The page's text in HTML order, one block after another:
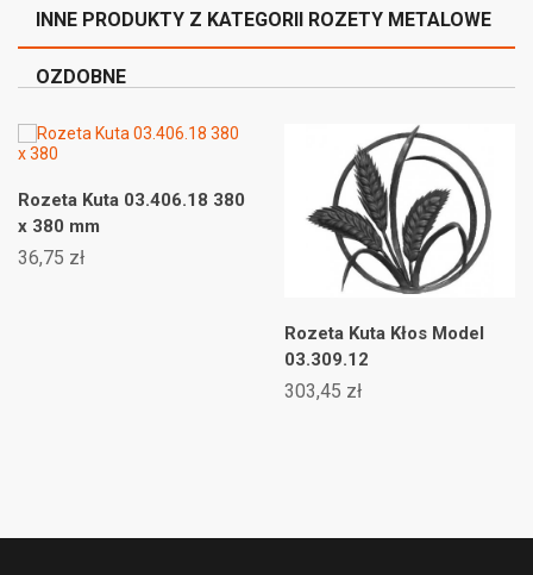
INNE PRODUKTY Z KATEGORII ROZETY METALOWE
OZDOBNE
Rozeta Kuta 03.406.18 380
x 380 mm
36,75 zł
Rozeta Kuta Kłos Model
03.309.12
303,45 zł